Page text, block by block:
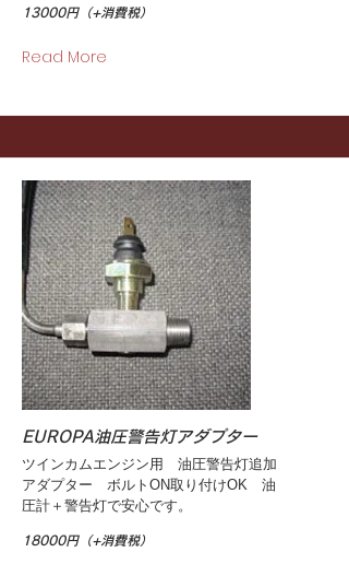
13000円（+消費税）
Read More
EUROPA油圧警告灯アダプター
ツインカムエンジン用 油圧警告灯追加
アダプター ボルトON取り付けOK 油
圧計＋警告灯で安心です。
18000円（+消費税）